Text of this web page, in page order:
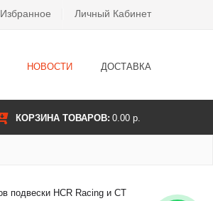
Избранное Личный Кабинет
НОВОСТИ ДОСТАВКА
КОРЗИНА ТОВАРОВ: 0.00 р.